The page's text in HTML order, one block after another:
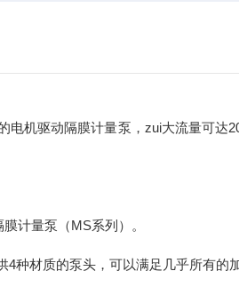
电机驱动隔膜计量泵，zui大流量可
计量泵（MS系列）。
种材质的泵头，可以满足几乎所有的